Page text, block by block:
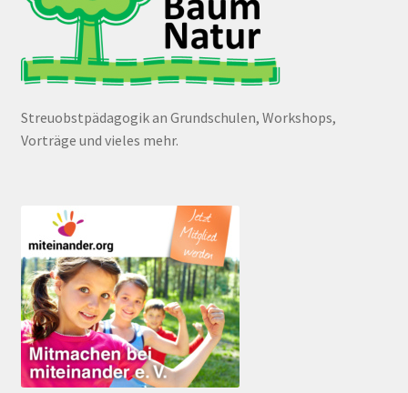
Streuobstpädagogik an Grundschulen, Workshops,
Vorträge und vieles mehr.